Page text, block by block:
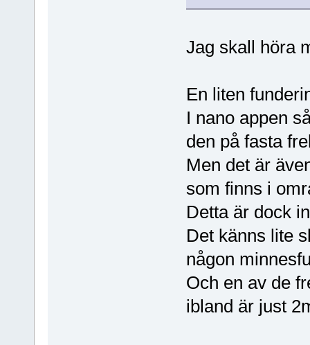
Jag skall höra
En liten
I nano appen
den på fasta
Men det är
som finns i
Detta är dock
Det känns lite
någon
Och en av de
ibland är just